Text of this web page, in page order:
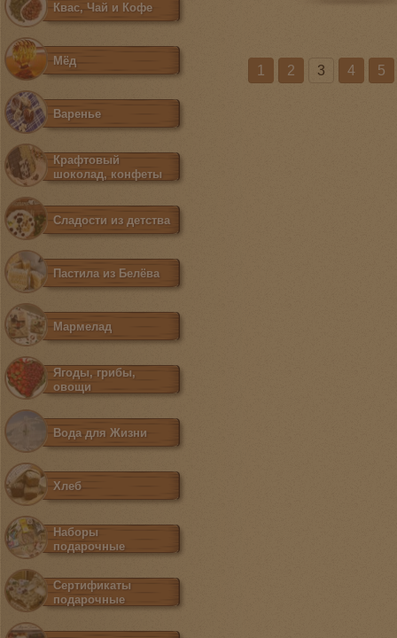
1 2 3 4 5
Квас, Чай и Кофе
Мёд
Варенье
Крафтовый
шоколад, конфеты
Сладости из детства
Пастила из Белёва
Мармелад
Ягоды, грибы,
овощи
Вода для Жизни
Хлеб
Наборы
подарочные
Сертификаты
подарочные